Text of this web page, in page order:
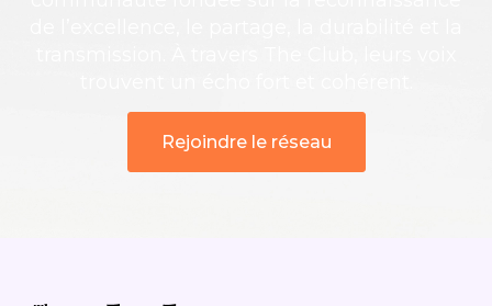
Rejoindre le réseau